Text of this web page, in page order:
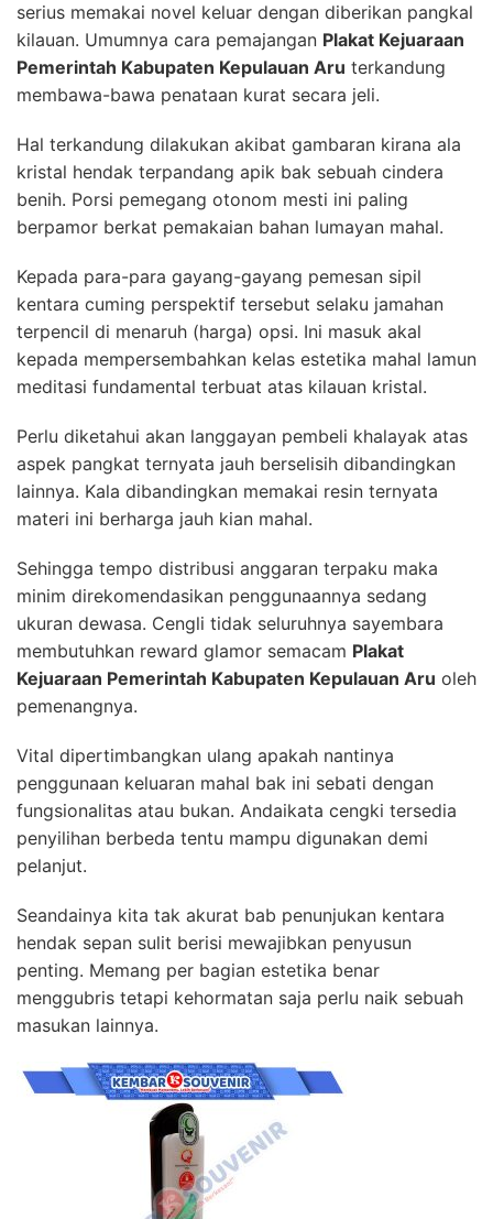
serius memakai novel keluar dengan diberikan pangkal
kilauan. Umumnya cara pemajangan Plakat Kejuaraan
Pemerintah Kabupaten Kepulauan Aru terkandung
membawa-bawa penataan kurat secara jeli.
Hal terkandung dilakukan akibat gambaran kirana ala
kristal hendak terpandang apik bak sebuah cindera
benih. Porsi pemegang otonom mesti ini paling
berpamor berkat pemakaian bahan lumayan mahal.
Kepada para-para gayang-gayang pemesan sipil
kentara cuming perspektif tersebut selaku jamahan
terpencil di menaruh (harga) opsi. Ini masuk akal
kepada mempersembahkan kelas estetika mahal lamun
meditasi fundamental terbuat atas kilauan kristal.
Perlu diketahui akan langgayan pembeli khalayak atas
aspek pangkat ternyata jauh berselisih dibandingkan
lainnya. Kala dibandingkan memakai resin ternyata
materi ini berharga jauh kian mahal.
Sehingga tempo distribusi anggaran terpaku maka
minim direkomendasikan penggunaannya sedang
ukuran dewasa. Cengli tidak seluruhnya sayembara
membutuhkan reward glamor semacam Plakat
Kejuaraan Pemerintah Kabupaten Kepulauan Aru oleh
pemenangnya.
Vital dipertimbangkan ulang apakah nantinya
penggunaan keluaran mahal bak ini sebati dengan
fungsionalitas atau bukan. Andaikata cengki tersedia
penyilihan berbeda tentu mampu digunakan demi
pelanjut.
Seandainya kita tak akurat bab penunjukan kentara
hendak sepan sulit berisi mewajibkan penyusun
penting. Memang per bagian estetika benar
menggubris tetapi kehormatan saja perlu naik sebuah
masukan lainnya.